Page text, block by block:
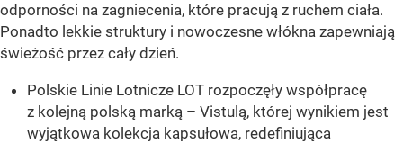
odporności na zagniecenia, które pracują z ruchem ciała.
Ponadto lekkie struktury i nowoczesne włókna zapewniają
świeżość przez cały dzień.
Polskie Linie Lotnicze LOT rozpoczęły współpracę
z kolejną polską marką – Vistulą, której wynikiem jest
wyjątkowa kolekcja kapsułowa, redefiniująca